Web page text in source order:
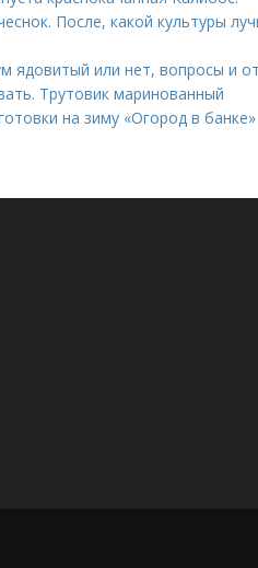
После, какой культуры
ядовитый или нет, вопросы и
Трутовик маринованный
на зиму «Огород в банке»